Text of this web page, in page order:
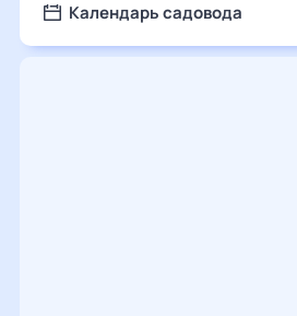
Календарь садовода